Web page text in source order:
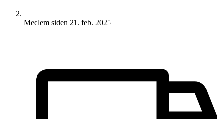
Medlem siden 21. feb. 2025